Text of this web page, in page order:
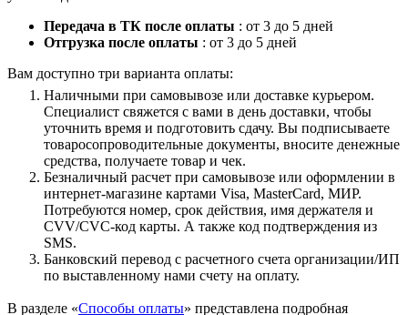
Передача в ТК после оплаты : от 3 до 5 дней
Отгрузка после оплаты : от 3 до 5 дней
Вам доступно три варианта оплаты:
Наличными при самовывозе или доставке курьером.
Специалист свяжется с вами в день доставки, чтобы
уточнить время и подготовить сдачу. Вы подписываете
товаросопроводительные документы, вносите денежные
средства, получаете товар и чек.
Безналичный расчет при самовывозе или оформлении в
интернет-магазине картами Visa, MasterCard, МИР.
Потребуются номер, срок действия, имя держателя и
CVV/CVC-код карты. А также код подтверждения из
SMS.
Банковский перевод с расчетного счета организации/ИП
по выставленному нами счету на оплату.
В разделе «Способы оплаты» представлена подробная